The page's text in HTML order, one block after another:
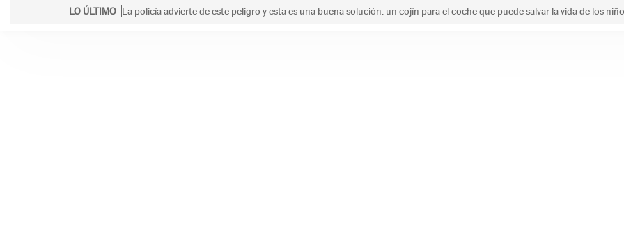
LO ÚLTIMO La policía advierte de este peligro y esta es una buena solución: un cojín para el coche que puede salvar la vida de los